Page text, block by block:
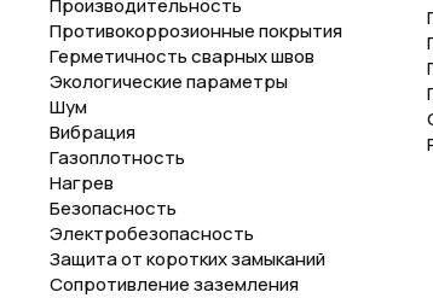
Производительность
Противокоррозионные покрытия
Герметичность сварных швов
Экологические параметры
Шум
Вибрация
Газоплотность
Нагрев
Безопасность
Электробезопасность
Защита от коротких замыканий
Сопротивление заземления